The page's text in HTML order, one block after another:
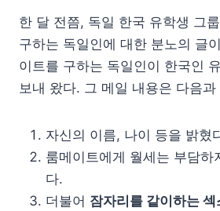
한 달 전쯤, 독일 한국 유학생 그
구하는 독일인에 대한 분노의 글
이트를 구하는 독일인이 한국인
보내 왔다. 그 메일 내용은 다음과
자신의 이름, 나이 등을 밝혔
룸메이트에게 월세는 부담하
다.
더불어 잠자리를 같이하는